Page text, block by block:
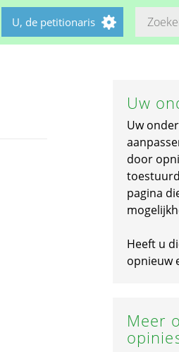
U, de petitionaris
Uw
Uw
door
pagina
Heeft u
opnieuw
Meer